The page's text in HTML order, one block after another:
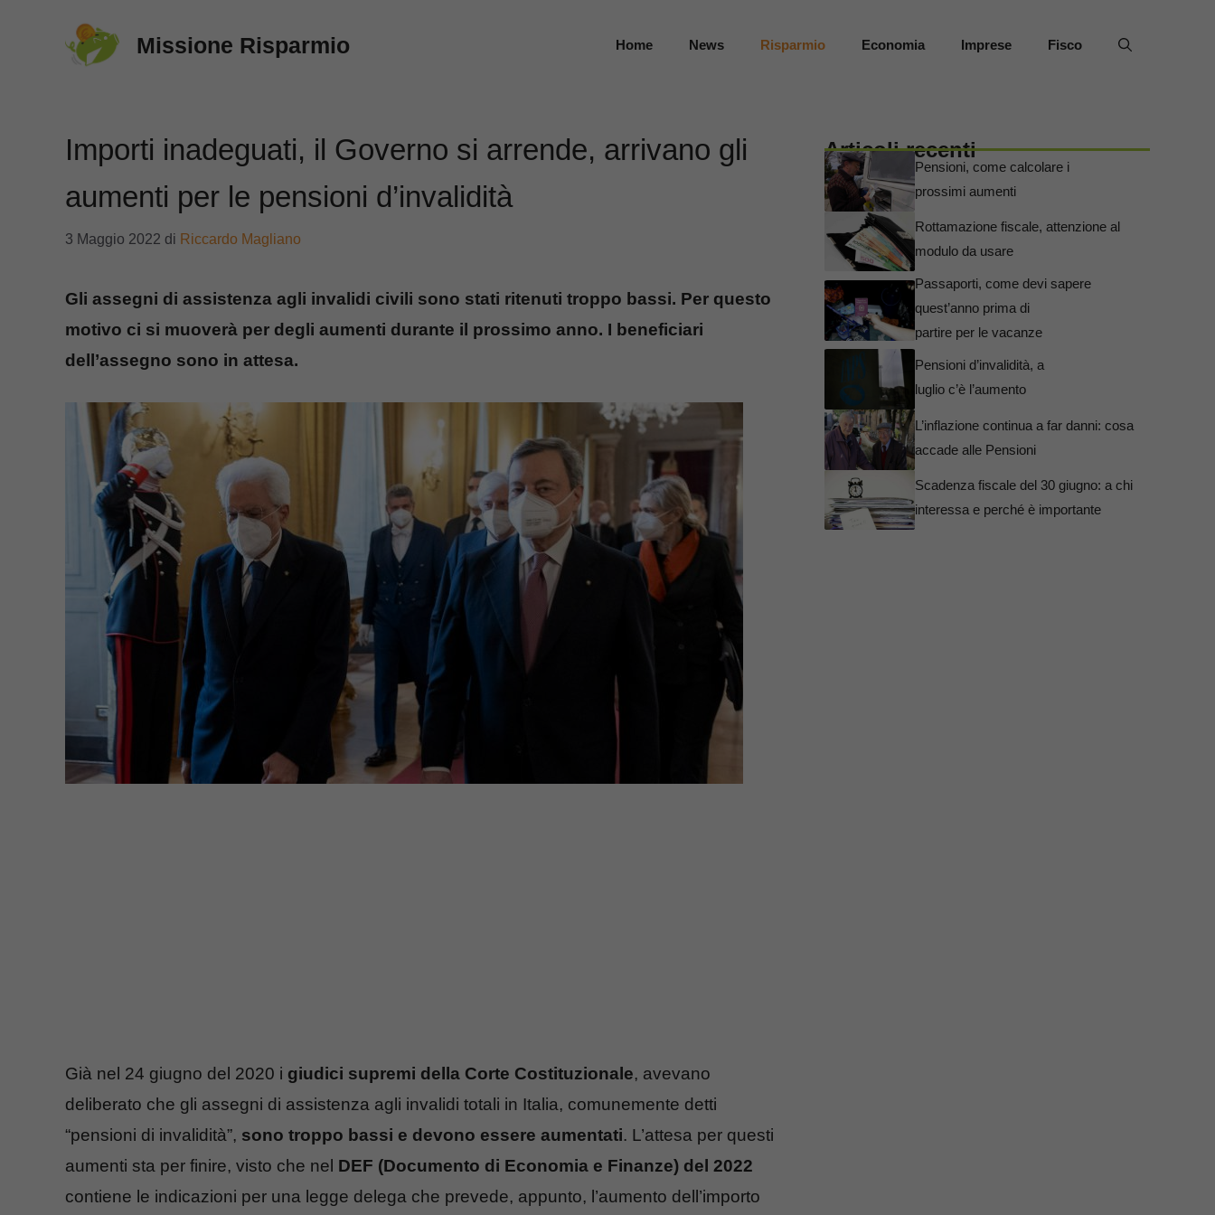
Missione Risparmio Home News Risparmio Economia Imprese Fisco
Importi inadeguati, il Governo si arrende, arrivano gli
aumenti per le pensioni d’invalidità
3 Maggio 2022 di Riccardo Magliano
Gli assegni di assistenza agli invalidi civili sono stati ritenuti troppo bassi. Per questo
motivo ci si muoverà per degli aumenti durante il prossimo anno. I beneficiari
dell’assegno sono in attesa.
Già nel 24 giugno del 2020 i giudici supremi della Corte Costituzionale, avevano
deliberato che gli assegni di assistenza agli invalidi totali in Italia, comunemente detti
“pensioni di invalidità”, sono troppo bassi e devono essere aumentati. L’attesa per questi
aumenti sta per finire, visto che nel DEF (Documento di Economia e Finanze) del 2022
contiene le indicazioni per una legge delega che prevede, appunto, l’aumento dell’importo
Articoli recenti
Pensioni, come calcolare i
prossimi aumenti
Rottamazione fiscale, attenzione al
modulo da usare
Passaporti, come devi sapere
quest’anno prima di
partire per le vacanze
Pensioni d’invalidità, a
luglio c’è l’aumento
L’inflazione continua a far danni: cosa
accade alle Pensioni
Scadenza fiscale del 30 giugno: a chi
interessa e perché è importante